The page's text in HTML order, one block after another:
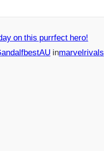
on this purrfect hero!
inmarvelrivals